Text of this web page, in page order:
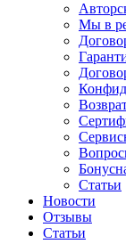
Мы в
Статьи
Новости
Отзывы
Статьи